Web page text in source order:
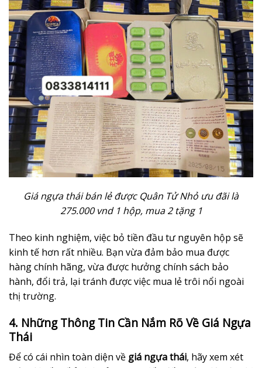
Giá ngựa thái bán lẻ được Quân Tử Nhỏ ưu đãi là
275.000 vnd 1 hộp, mua 2 tặng 1
Theo kinh nghiệm, việc bỏ tiền đầu tư nguyên hộp sẽ
kinh tế hơn rất nhiều. Bạn vừa đảm bảo mua được
hàng chính hãng, vừa được hưởng chính sách bảo
hành, đổi trả, lại tránh được việc mua lẻ trôi nổi ngoài
thị trường.
4. Những Thông Tin Cần Nắm Rõ Về Giá Ngựa
Thái
Để có cái nhìn toàn diện về giá ngựa thái, hãy xem xét